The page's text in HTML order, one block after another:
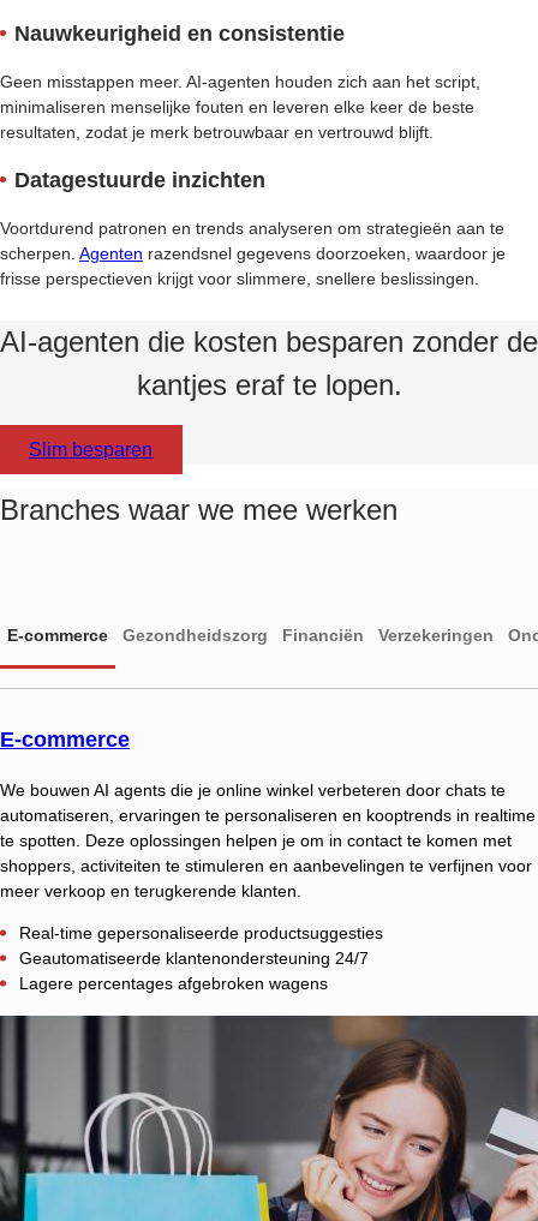
Nauwkeurigheid en consistentie
Geen misstappen meer. AI-agenten houden zich aan het script,
minimaliseren menselijke fouten en leveren elke keer de beste
resultaten, zodat je merk betrouwbaar en vertrouwd blijft.
Datagestuurde inzichten
Voortdurend patronen en trends analyseren om strategieën aan te
scherpen. Agenten razendsnel gegevens doorzoeken, waardoor je
frisse perspectieven krijgt voor slimmere, snellere beslissingen.
AI-agenten die kosten besparen zonder de
kantjes eraf te lopen.
Slim besparen
Branches waar we mee werken
E-commerce Gezondheidszorg Financiën Verzekeringen
E-commerce
We bouwen AI agents die je online winkel verbeteren door chats te
automatiseren, ervaringen te personaliseren en kooptrends in realtime
te spotten. Deze oplossingen helpen je om in contact te komen met
shoppers, activiteiten te stimuleren en aanbevelingen te verfijnen voor
meer verkoop en terugkerende klanten.
Real-time gepersonaliseerde productsuggesties
Geautomatiseerde klantenondersteuning 24/7
Lagere percentages afgebroken wagens